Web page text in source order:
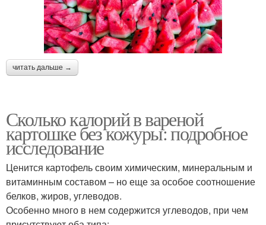
читать дальше →
Сколько калорий в вареной
картошке без кожуры: подробное
исследование
Ценится картофель своим химическим, минеральным и
витаминным составом – но еще за особое соотношение
белков, жиров, углеводов.
Особенно много в нем содержится углеводов, при чем